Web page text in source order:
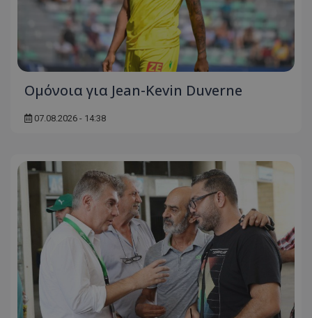
Ομόνοια για Jean-Kevin Duverne
07.08.2026 - 14:38